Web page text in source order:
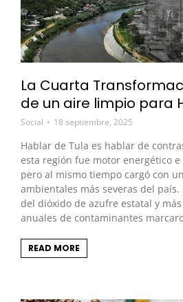
La Cuarta
de un aire limpio para
Social 18 septiembre, 2025
Hablar de Tula es hablar de
esta región fue motor energético
pero al mismo tiempo cargó con
ambientales más severas del
del dióxido de azufre estatal y
anuales de contaminantes
READ MORE